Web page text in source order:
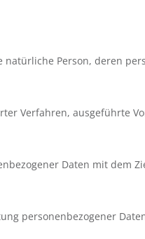
Person, deren
Verfahren, ausgeführte
Daten mit dem
personenbezogener